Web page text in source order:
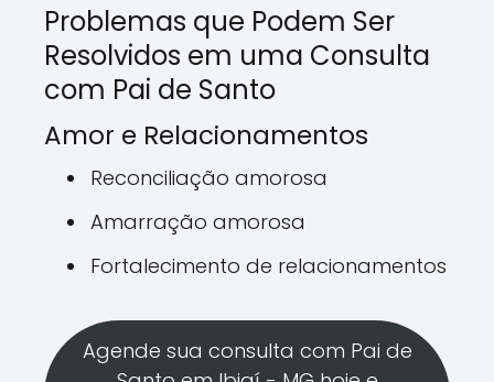
Problemas que Podem Ser
Resolvidos em uma Consulta
com Pai de Santo
Amor e Relacionamentos
Reconciliação amorosa
Amarração amorosa
Fortalecimento de relacionamentos
Agende sua consulta com Pai de